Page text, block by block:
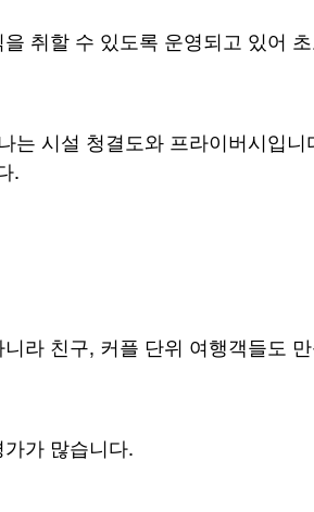
취할 수 있도록 운영되고 있어
는 시설 청결도와 프라이버시입니
.
라 친구, 커플 단위 여행객들도
가 많습니다.